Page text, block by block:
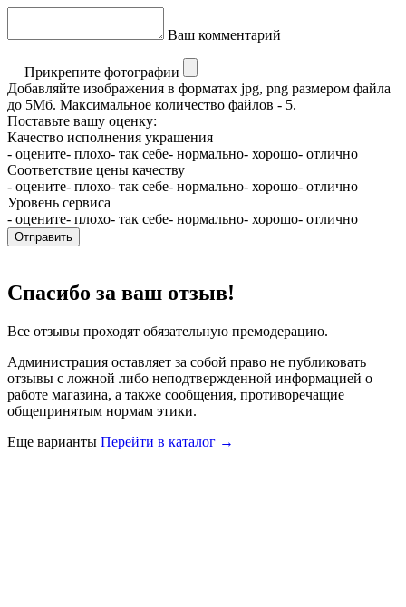
Ваш комментарий
Прикрепите фотографии
Добавляйте изображения в форматах jpg, png размером файла
до 5Мб. Максимальное количество файлов - 5.
Поставьте вашу оценку:
Качество исполнения украшения
- оцените- плохо- так себе- нормально- хорошо- отлично
Соответствие цены качеству
- оцените- плохо- так себе- нормально- хорошо- отлично
Уровень сервиса
- оцените- плохо- так себе- нормально- хорошо- отлично
Отправить
Спасибо за ваш отзыв!
Все отзывы проходят обязательную премодерацию.
Администрация оставляет за собой право не публиковать
отзывы с ложной либо неподтвержденной информацией о
работе магазина, а также сообщения, противоречащие
общепринятым нормам этики.
Еще варианты Перейти в каталог →